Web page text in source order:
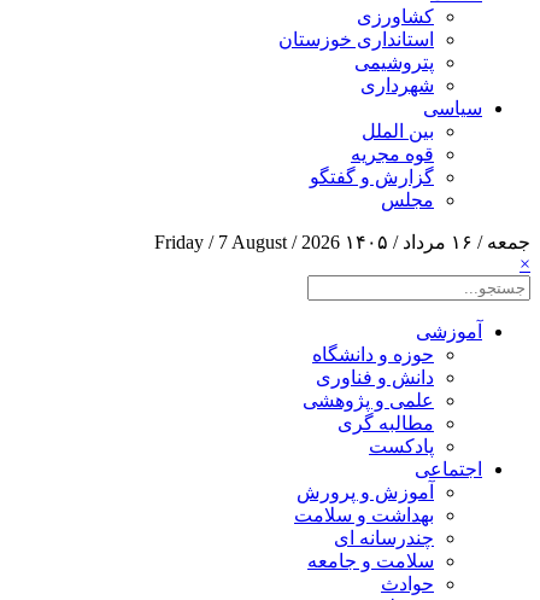
کشاورزی
استانداری خوزستان
پتروشیمی
شهرداری
سیاسی
بین الملل
قوه مجریه
گزارش و گفتگو
مجلس
جمعه / ۱۶ مرداد / ۱۴۰۵
Friday / 7 August / 2026
×
آموزشی
حوزه و دانشگاه
دانش و فناوری
علمی و پژوهشی
مطالبه گری
پادکست
اجتماعی
آموزش و پرورش
بهداشت و سلامت
چندرسانه ای
سلامت و جامعه
حوادث